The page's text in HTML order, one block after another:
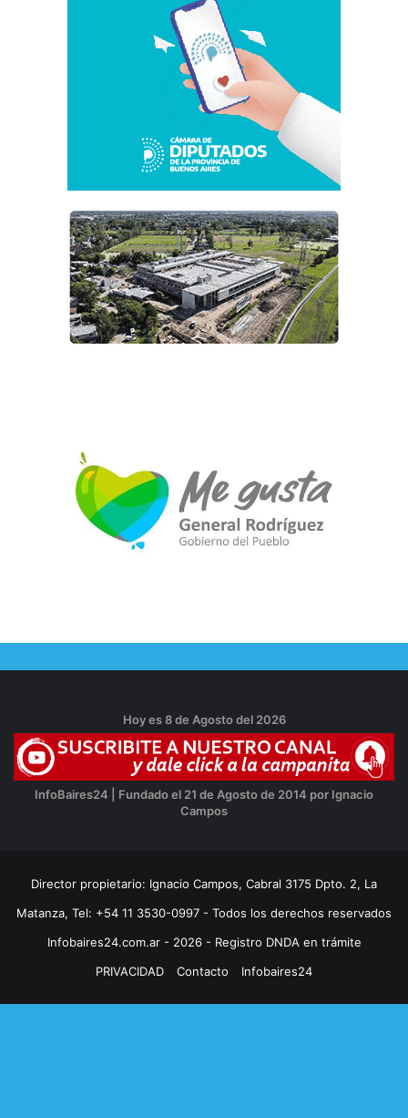
Hoy es 8 de Agosto del 2026
InfoBaires24 | Fundado el 21 de Agosto de 2014 por Ignacio
Campos
Director propietario: Ignacio Campos, Cabral 3175 Dpto. 2, La
Matanza, Tel: +54 11 3530-0997 - Todos los derechos reservados
Infobaires24.com.ar - 2026 - Registro DNDA en trámite
PRIVACIDAD
Contacto Infobaires24